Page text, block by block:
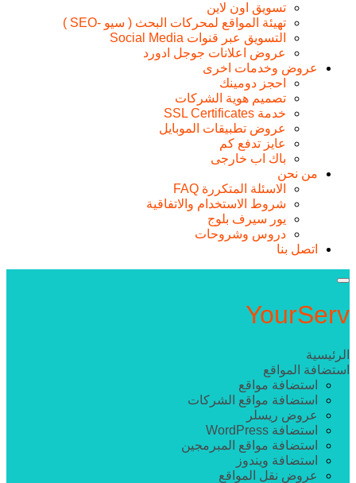
تسويق اون لاين
تهيئة المواقع لمحركات البحث ( سيو -SEO )
التسويق عبر قنوات Social Media
عروض اعلانات جوجل ادورد
عروض وخدمات اخرى
احجز دومينك
تصميم هوية الشركات
خدمة SSL Certificates
عروض تطبيقات الموبايل
عايز تدفع كم
باك اب خارجى
من نحن
الاسئلة المتكررة FAQ
شروط الاستخدام والاتفاقية
يور سيرف بلوج
دروس وشروحات
اتصل بنا
YourServ
الرئيسية
استضافة المواقع
استضافة مواقع
استضافة مواقع الشركات
عروض ريسلر
استضافة WordPress
استضافة مواقع المبرمجين
استضافة ويندوز
عروض نقل المواقع